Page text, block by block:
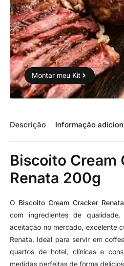
Montar meu Kit
Descrição Informação
Biscoito Cream
Renata 200g
O Biscoito Cream Cracker
com ingredientes de
aceitação no mercado, excelente
Renata. Ideal para servir em
quartos de hotel, clínicas e
medidas perfeitas de forma